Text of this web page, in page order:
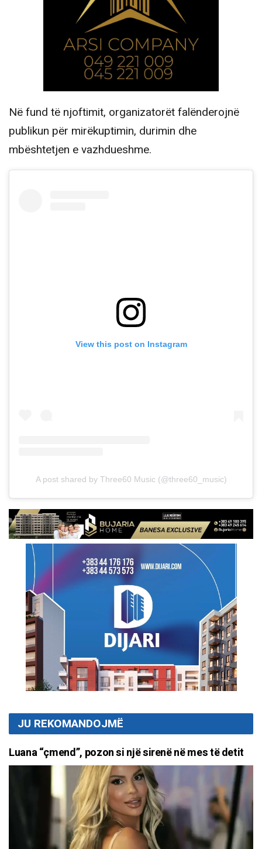
Në fund të njoftimit, organizatorët falënderojnë
publikun për mirëkuptimin, durimin dhe
mbështetjen e vazhdueshme.
View this post on Instagram
A post shared by Three60 Music (@three60_music)
JU REKOMANDOJMË
Luana “çmend”, pozon si një sirenë në mes të detit